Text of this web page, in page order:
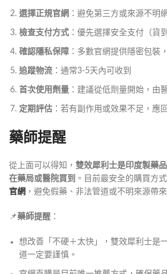
選擇正規官網 ：避免第三方或來源不明
檢查支付方式 ：優先選擇安全支付（貨
確認隱私保障 ：多數官網提供隱密包裝
追蹤物流 ：通常3-5天內可收到
首次使用劑量 ：建議從低劑量開始，由
定期評估 ：若有副作用或效果不足，應
藥師提醒
從上面可以得知， 雙效犀利士是印度製藥
在藥局或醫院買到 。目前最安全的購買方
官網 ，避免假藥、非法管道或不明來源帶
📌藥師提醒 ：
想改善「不硬＋太快」，雙效犀利士是
道一定要謹慎。